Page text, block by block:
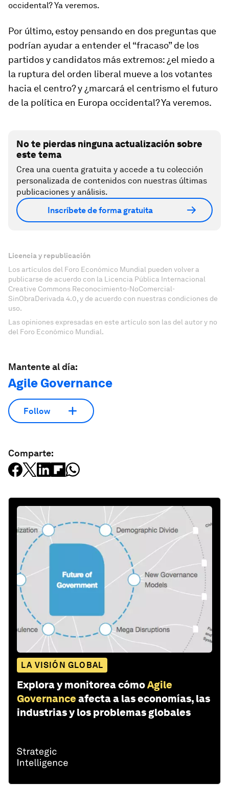
occidental? Ya veremos.
Por último, estoy pensando en dos preguntas que
podrían ayudar a entender el “fracaso” de los
partidos y candidatos más extremos: ¿el miedo a
la ruptura del orden liberal mueve a los votantes
hacia el centro? y ¿marcará el centrismo el futuro
de la política en Europa occidental? Ya veremos.
No te pierdas ninguna actualización sobre
este tema
Crea una cuenta gratuita y accede a tu colección
personalizada de contenidos con nuestras últimas
publicaciones y análisis.
Inscríbete de forma gratuita
Licencia y republicación
Los artículos del Foro Económico Mundial pueden volver a
publicarse de acuerdo con la Licencia Pública Internacional
Creative Commons Reconocimiento-NoComercial-
SinObraDerivada 4.0, y de acuerdo con nuestras condiciones de
uso.
Las opiniones expresadas en este artículo son las del autor y no
del Foro Económico Mundial.
Mantente al día:
Agile Governance
Follow
Comparte:
LA VISIÓN GLOBAL
Explora y monitorea cómoAgile
Governance afecta a las economías, las
industrias y los problemas globales